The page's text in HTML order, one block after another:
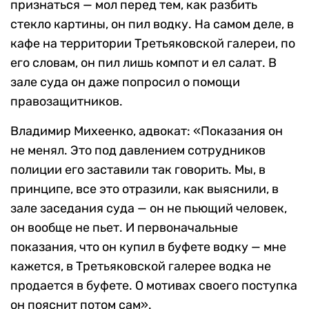
признаться — мол перед тем, как разбить
стекло картины, он пил водку. На самом деле, в
кафе на территории Третьяковской галереи, по
его словам, он пил лишь компот и ел салат. В
зале суда он даже попросил о помощи
правозащитников.
Владимир Михеенко, адвокат: «Показания он
не менял. Это под давлением сотрудников
полиции его заставили так говорить. Мы, в
принципе, все это отразили, как выяснили, в
зале заседания суда — он не пьющий человек,
он вообще не пьет. И первоначальные
показания, что он купил в буфете водку — мне
кажется, в Третьяковской галерее водка не
продается в буфете. О мотивах своего поступка
он пояснит потом сам».